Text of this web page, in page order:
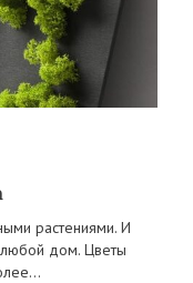
растениями. И
дом. Цветы